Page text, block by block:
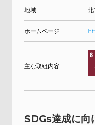
地域 北
ホームページ
主な取組内容
SDGs達成に向